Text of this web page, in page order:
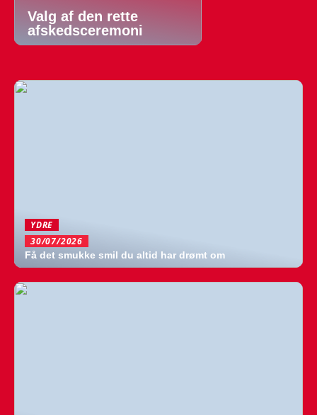
Valg af den rette
afskedsceremoni
YDRE
30/07/2026
Få det smukke smil du altid har drømt om